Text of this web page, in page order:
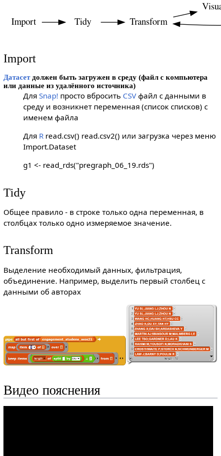
Import
Датасетдолжен быть загружен в среду (файл с компьютера
или данные из удалённого источника)
Для Snap! просто вбросить CSVфайл с данными в
среду и возникнет переменная (список списков) с
именем файла
Для Rread.csv() read.csv2() или загрузка через меню
Import.Dataset
g1 <- read_rds("pregraph_06_19.rds")
Tidy
Общее правило - в строке только одна переменная, в
столбцах только одно измеряемое значение.
Transform
Выделение необходимый данных, фильтрация,
объединение. Например, выделить первый столбец с
данными об авторах
Видео пояснения